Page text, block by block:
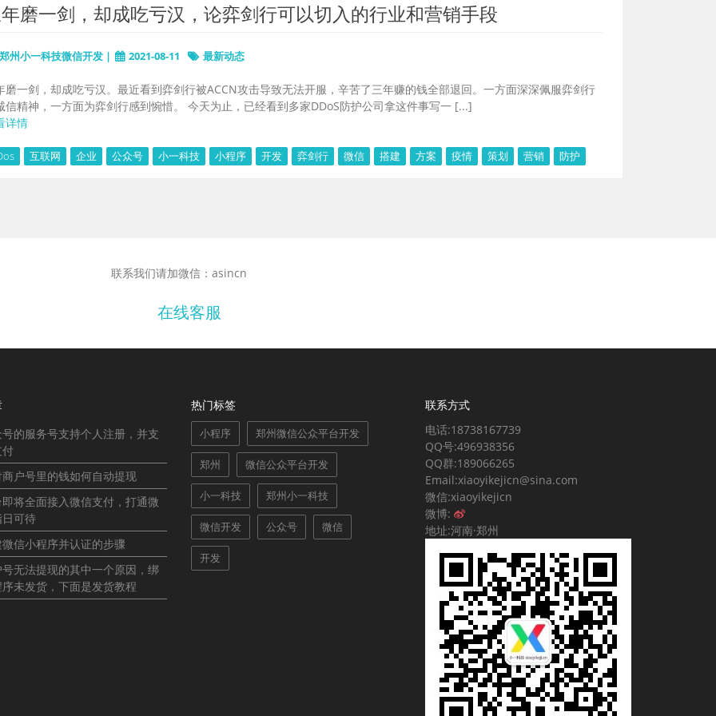
磨一剑，却成吃亏汉，论弈剑行可以切入的行业和营销手段
郑州小一科技微信开发 | 2021-08-11 最新动态
磨一剑，却成吃亏汉。最近看到弈剑行被ACCN攻击导致无法开服，辛苦了三年赚的钱全部退回。一方面深深佩服弈剑行
信精神，一方面为弈剑行感到惋惜。 今天为止，已经看到多家DDoS防护公司拿这件事写一 [...]
详情
互联网 企业 公众号 小一科技 小程序 开发 弈剑行 微信 搭建 方案 疫情 策划 营销 防护
联系我们请加微信：asincn
在线客服
的服务号支持个人注册，并支
户号里的钱如何自动提现
将全面接入微信支付，打通微
可待
信小程序并认证的步骤
无法提现的其中一个原因，绑
未发货，下面是发货教程
热门标签
小程序 郑州微信公众平台开发
郑州 微信公众平台开发
小一科技 郑州小一科技
微信开发 公众号 微信
开发
联系方式
电话:18738167739
QQ号:496938356
QQ群:189066265
Email:xiaoyikejicn@sina.com
微信:xiaoyikejicn
微博:
地址:河南·郑州